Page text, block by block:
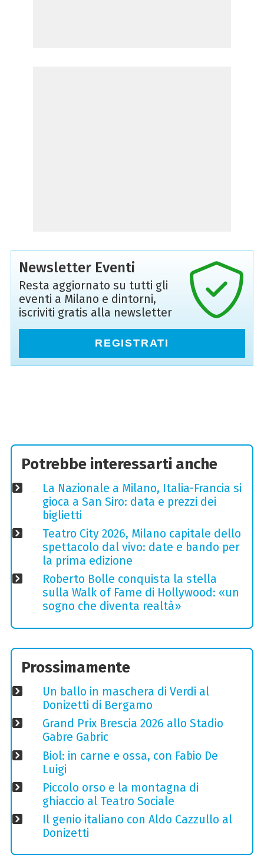
Newsletter Eventi
Resta aggiornato su tutti gli
eventi a Milano e dintorni,
iscriviti gratis alla newsletter
REGISTRATI
Potrebbe interessarti anche
La Nazionale a Milano, Italia-Francia si
gioca a San Siro: data e prezzi dei
biglietti
Teatro City 2026, Milano capitale dello
spettacolo dal vivo: date e bando per
la prima edizione
Roberto Bolle conquista la stella
sulla Walk of Fame di Hollywood: «un
sogno che diventa realtà»
Prossimamente
Un ballo in maschera di Verdi al
Donizetti di Bergamo
Grand Prix Brescia 2026 allo Stadio
Gabre Gabric
Biol: in carne e ossa, con Fabio De
Luigi
Piccolo orso e la montagna di
ghiaccio al Teatro Sociale
Il genio italiano con Aldo Cazzullo al
Donizetti